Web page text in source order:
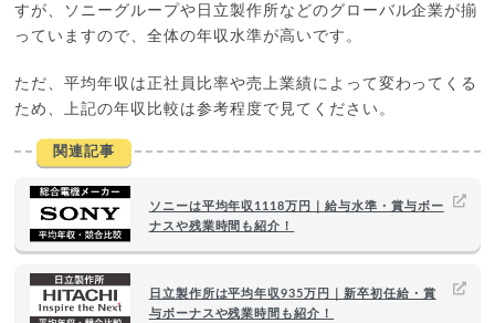
すが、ソニーグループや日立製作所などのグローバル企業が揃
っていますので、全体の年収水準が高いです。
ただ、平均年収は正社員比率や売上業績によって変わってくる
ため、上記の年収比較は参考程度で見てください。
関連記事
ソニーは平均年収1118万円｜給与水準・賞与ボー
ナスや残業時間も紹介！
日立製作所は平均年収935万円｜新卒初任給・賞
与ボーナスや残業時間も紹介！